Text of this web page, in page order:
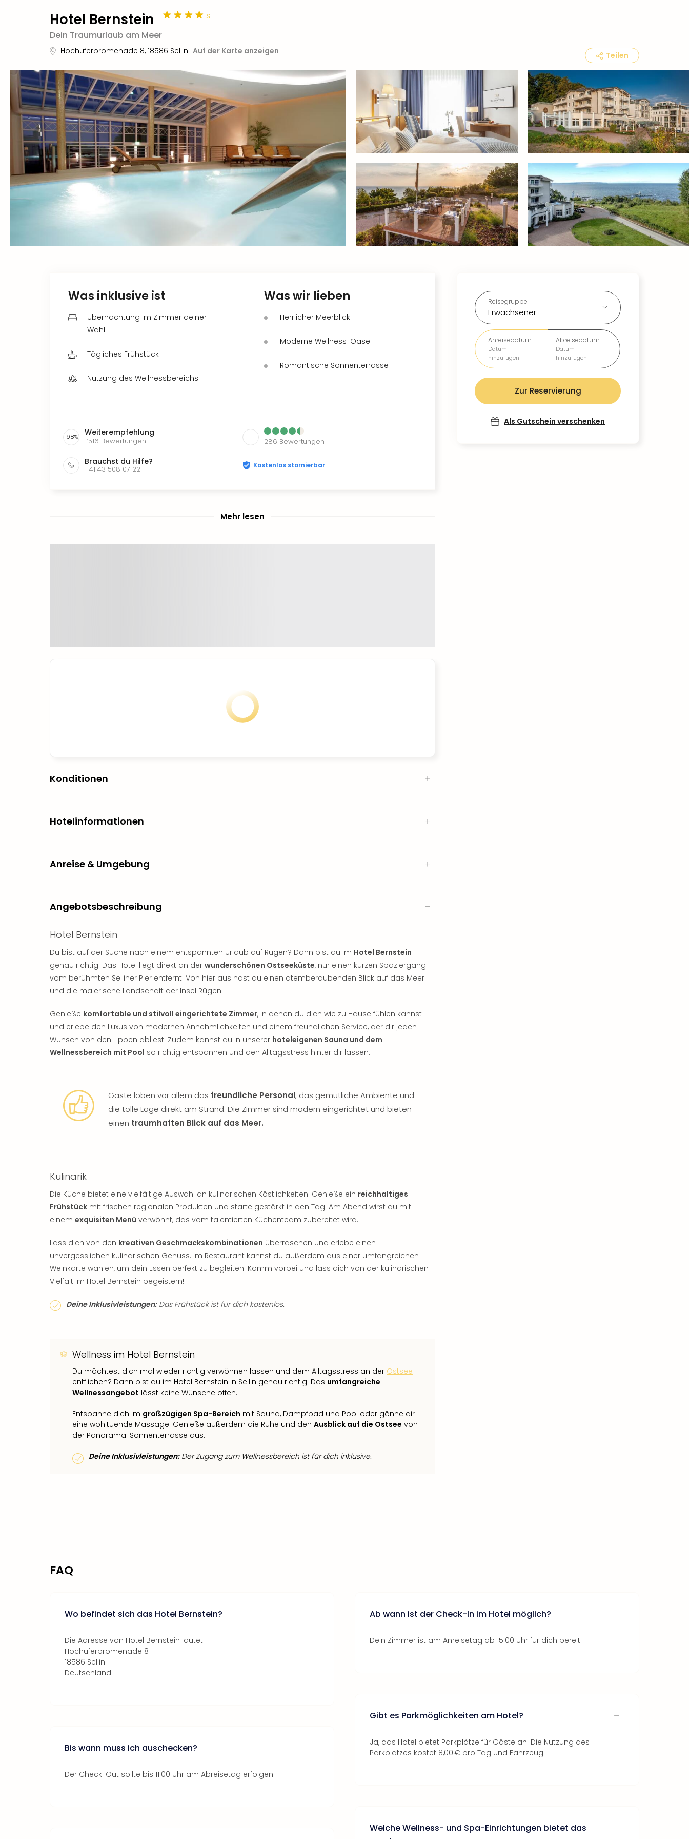
Hotel Bernstein
s
Dein Traumurlaub am Meer
Hochuferpromenade 8, 18586 Sellin Auf der Karte anzeigen Teilen
Reisegruppe
Erwachsener
Anreisedatum
Datum
hinzufügen
Abreisedatum
Datum
hinzufügen
Zur Reservierung
Als Gutschein verschenken
Was inklusive ist
Übernachtung im Zimmer deiner
Wahl
Tägliches Frühstück
Nutzung des Wellnessbereichs
Was wir lieben
Herrlicher Meerblick
Moderne Wellness-Oase
Romantische Sonnenterrasse
98% Weiterempfehlung
1’516 Bewertungen 286 Bewertungen
Brauchst du Hilfe?
+41 43 508 07 22 Kostenlos stornierbar
Mehr lesen
Konditionen
Hotelinformationen
Anreise & Umgebung
Angebotsbeschreibung
Hotel Bernstein
Du bist auf der Suche nach einem entspannten Urlaub auf Rügen? Dann bist du im Hotel Bernstein
genau richtig! Das Hotel liegt direkt an der wunderschönen Ostseeküste, nur einen kurzen Spaziergang
vom berühmten Selliner Pier entfernt. Von hier aus hast du einen atemberaubenden Blick auf das Meer
und die malerische Landschaft der Insel Rügen.
Genieße komfortable und stilvoll eingerichtete Zimmer, in denen du dich wie zu Hause fühlen kannst
und erlebe den Luxus von modernen Annehmlichkeiten und einem freundlichen Service, der dir jeden
Wunsch von den Lippen abliest. Zudem kannst du in unserer hoteleigenen Sauna und dem
Wellnessbereich mit Pool so richtig entspannen und den Alltagsstress hinter dir lassen.
Gäste loben vor allem das freundliche Personal, das gemütliche Ambiente und
die tolle Lage direkt am Strand. Die Zimmer sind modern eingerichtet und bieten
einen traumhaften Blick auf das Meer.
Kulinarik
Die Küche bietet eine vielfältige Auswahl an kulinarischen Köstlichkeiten. Genieße ein reichhaltiges
Frühstück mit frischen regionalen Produkten und starte gestärkt in den Tag. Am Abend wirst du mit
einem exquisiten Menü verwöhnt, das vom talentierten Küchenteam zubereitet wird.
Lass dich von den kreativen Geschmackskombinationen überraschen und erlebe einen
unvergesslichen kulinarischen Genuss. Im Restaurant kannst du außerdem aus einer umfangreichen
Weinkarte wählen, um dein Essen perfekt zu begleiten. Komm vorbei und lass dich von der kulinarischen
Vielfalt im Hotel Bernstein begeistern!
Deine Inklusivleistungen:Das Frühstück ist für dich kostenlos.
Wellness im Hotel Bernstein
Du möchtest dich mal wieder richtig verwöhnen lassen und dem Alltagsstress an der Ostsee
entfliehen? Dann bist du im Hotel Bernstein in Sellin genau richtig! Das umfangreiche
Wellnessangebot lässt keine Wünsche offen.
Entspanne dich im großzügigen Spa-Bereich mit Sauna, Dampfbad und Pool oder gönne dir
eine wohltuende Massage. Genieße außerdem die Ruhe und den Ausblick auf die Ostsee von
der Panorama-Sonnenterrasse aus.
Deine Inklusivleistungen:Der Zugang zum Wellnessbereich ist für dich inklusive.
FAQ
Wo befindet sich das Hotel Bernstein?
Die Adresse von Hotel Bernstein lautet:
Hochuferpromenade 8
18586 Sellin
Deutschland
Bis wann muss ich auschecken?
Der Check-Out sollte bis 11:00 Uhr am Abreisetag erfolgen.
Ab wann ist der Check-In im Hotel möglich?
Dein Zimmer ist am Anreisetag ab 15:00 Uhr für dich bereit.
Gibt es Parkmöglichkeiten am Hotel?
Ja, das Hotel bietet Parkplätze für Gäste an. Die Nutzung des
Parkplatzes kostet 8,00 € pro Tag und Fahrzeug.
Welche Wellness- und Spa-Einrichtungen bietet das